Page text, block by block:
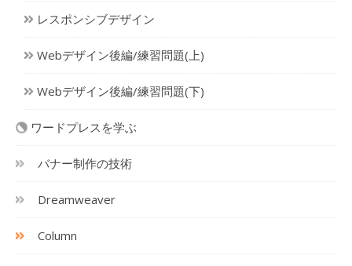
レスポンシブデザイン
Webデザイン後編/練習問題(上)
Webデザイン後編/練習問題(下)
ワードプレスを学ぶ
バナー制作の技術
Dreamweaver
Column